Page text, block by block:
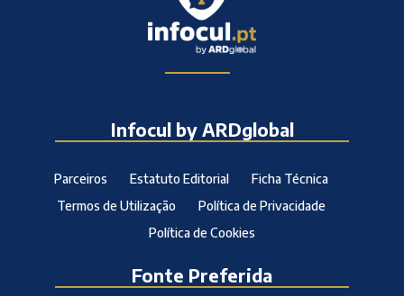
Infocul by ARDglobal
Parceiros Estatuto Editorial
Ficha Técnica
Termos de Utilização
Política de Privacidade
Política de Cookies
Fonte Preferida